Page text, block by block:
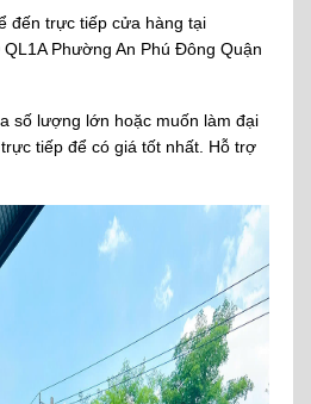
đến trực tiếp cửa hàng tại
Phường An Phú Đông Quận
số lượng lớn hoặc muốn làm đại
tiếp để có giá tốt nhất. Hỗ trợ